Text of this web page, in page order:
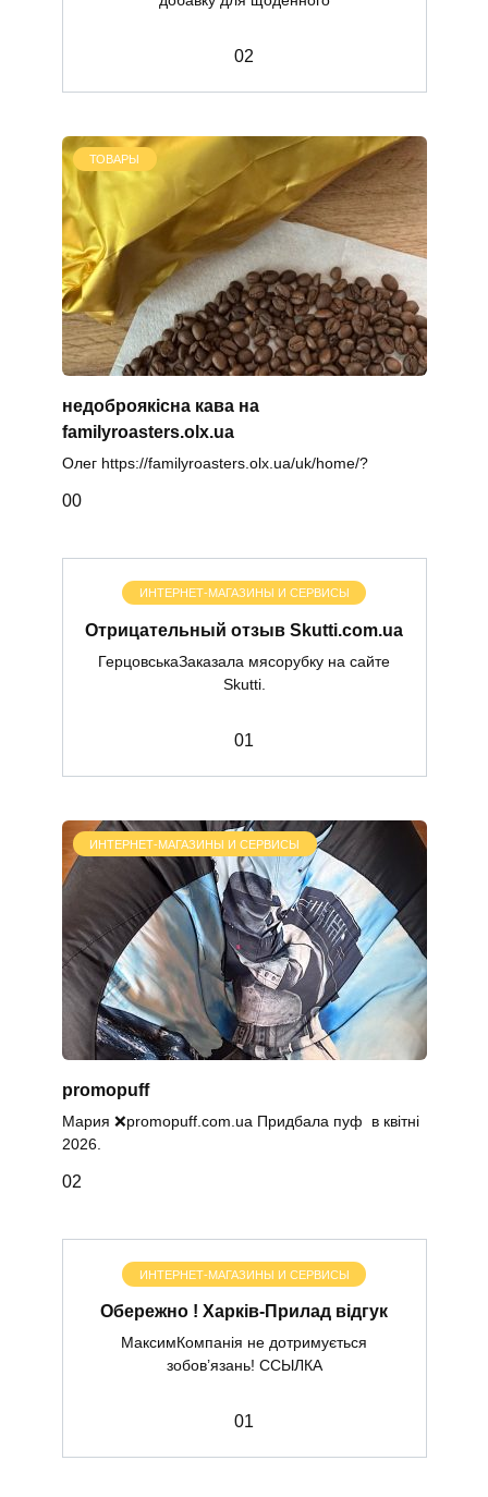
02
ТОВАРЫ
недоброякісна кава на
familyroasters.olx.ua
Олег https://familyroasters.olx.ua/uk/home/?
00
ИНТЕРНЕТ-МАГАЗИНЫ И СЕРВИСЫ
Отрицательный отзыв Skutti.com.ua
ГерцовськаЗаказала мясорубку на сайте
Skutti.
01
ИНТЕРНЕТ-МАГАЗИНЫ И СЕРВИСЫ
promopuff
Мария ❌promopuff.com.uа Придбала пуф в квітні
2026.
02
ИНТЕРНЕТ-МАГАЗИНЫ И СЕРВИСЫ
Обережно ! Харків-Прилад відгук
МаксимКомпанія не дотримується
зобов’язань! ССЫЛКА
01